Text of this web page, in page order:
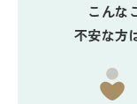
こんな
不安な方